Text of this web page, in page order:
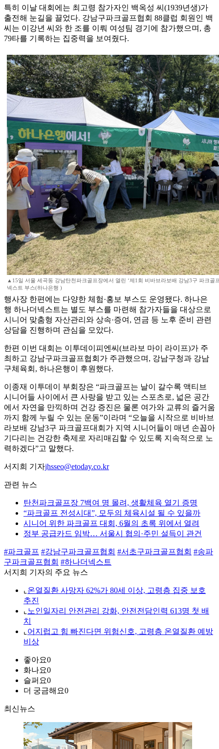
특히 이날 대회에는 최고령 참가자인 백옥성 씨(1939년생)가
출전해 눈길을 끌었다. 강남구파크골프협회 88클럽 회원인 백
씨는 이강년 씨와 한 조를 이뤄 여성팀 경기에 참가했으며, 총
79타를 기록하는 집중력을 보여줬다.
▲15일 서울 세곡동 강남탄천파크골프장에서 열린 ‘제1회 비바브라보배 강남3구 파크골
넥스트 부스(하나은행 )
행사장 한편에는 다양한 체험·홍보 부스도 운영됐다. 하나은
행 하나더넥스트는 별도 부스를 마련해 참가자들을 대상으로
시니어 맞춤형 자산관리와 상속·증여, 연금 등 노후 준비 관련
상담을 진행하며 관심을 모았다.
한편 이번 대회는 이투데이피엔씨(브라보 마이 라이프)가 주
최하고 강남구파크골프협회가 주관했으며, 강남구청과 강남
구체육회, 하나은행이 후원했다.
이종재 이투데이 부회장은 “파크골프는 날이 갈수록 액티브
시니어들 사이에서 큰 사랑을 받고 있는 스포츠로, 넓은 공간
에서 자연을 만끽하며 건강 증진은 물론 여가와 교류의 즐거움
까지 함께 누릴 수 있는 운동”이라며 “오늘을 시작으로 비바브
라보배 강남3구 파크골프대회가 지역 시니어들이 매년 손꼽아
기다리는 건강한 축제로 자리매김할 수 있도록 지속적으로 노
력하겠다”고 말했다.
서지희 기자jhsseo@etoday.co.kr
관련 뉴스
탄천파크골프장 7백여 명 몰려, 생활체육 열기 증명
“파크골프 전성시대”, 모두의 체육시설 될 수 있을까
시니어 위한 파크골프 대회, 6월의 초록 위에서 열려
정부 공급카드 임박… 서울시 협의·주민 설득이 관건
#파크골프 #강남구파크골프협회 #서초구파크골프협회 #송파
구파크골프협회 #하나더넥스트
서지희 기자의 주요 뉴스
⌞ 온열질환 사망자 62%가 80세 이상, 고령층 집중 보호
추진
⌞ 노인일자리 안전관리 강화, 안전전담인력 613명 첫 배
치
⌞ 어지럽고 힘 빠진다면 위험신호, 고령층 온열질환 예방
비상
좋아요0
화나요0
슬퍼요0
더 궁금해요0
최신뉴스